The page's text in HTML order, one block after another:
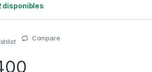
disponibles
Compare